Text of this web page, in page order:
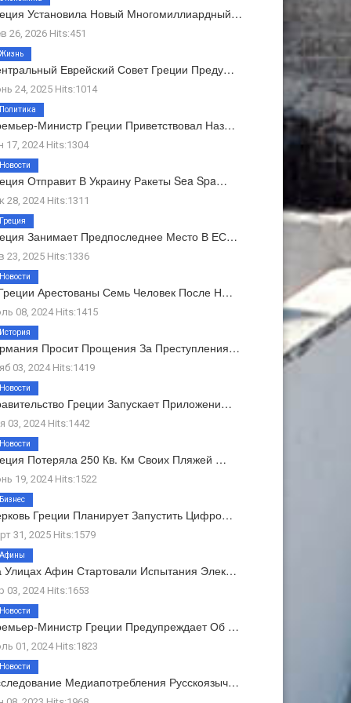
Установила Новый Многомиллиардный…
26, 2026 Hits:451
Еврейский Совет Греции Преду…
24, 2025 Hits:1014
Жизнь
Министр Греции Приветствовал Наз…
17, 2024 Hits:1304
Политика
Отправит В Украину Ракеты Sea Spa…
28, 2024 Hits:1311
Новости
Занимает Предпоследнее Место В ЕС…
23, 2025 Hits:1336
Греция
Арестованы Семь Человек После Н…
08, 2024 Hits:1415
Новости
Просит Прощения За Преступления…
03, 2024 Hits:1419
История
Греции Запускает Приложени…
03, 2024 Hits:1442
Новости
Потеряла 250 Кв. Км Своих Пляжей …
19, 2024 Hits:1522
Новости
Греции Планирует Запустить Цифро…
31, 2025 Hits:1579
Бизнес
Улицах Афин Стартовали Испытания Элек…
03, 2024 Hits:1653
Афины
Министр Греции Предупреждает Об …
01, 2024 Hits:1823
Новости
Медиапотребления Русскоязыч…
Новости